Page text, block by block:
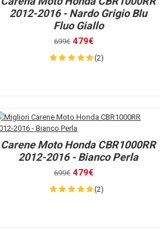
2012-2016 - Nardo Grigio Blu
Fluo Giallo
699€ 479€
(2)
Carene Moto Honda CBR1000RR
2012-2016 - Bianco Perla
699€ 479€
(2)